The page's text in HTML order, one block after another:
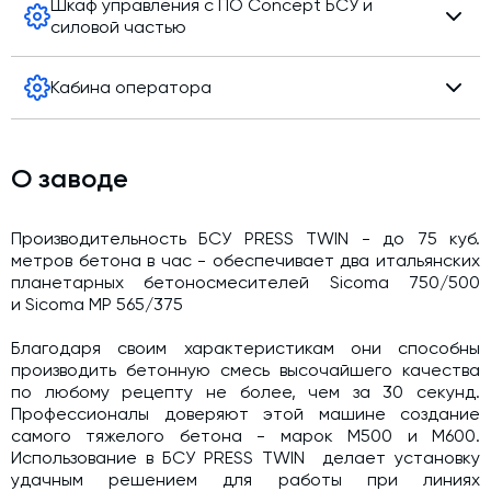
Мощность двигателя:7,5 кВт
Общий объем:500 л
Перейти к товару
Шкаф управления с ПО Concept БСУ и
силовой частью
Перейти к товару
Кабина оператора
О заводе
Производительность БСУ PRESS TWIN - до 75 куб.
метров бетона в час - обеспечивает два итальянских
планетарных бетоносмесителей Sicoma 750/500
и Sicoma MP 565/375
Благодаря своим характеристикам они способны
производить бетонную смесь высочайшего качества
по любому рецепту не более, чем за 30 секунд.
Профессионалы доверяют этой машине создание
самого тяжелого бетона - марок М500 и М600.
Использование в БСУ PRESS TWIN делает установку
удачным решением для работы при линиях